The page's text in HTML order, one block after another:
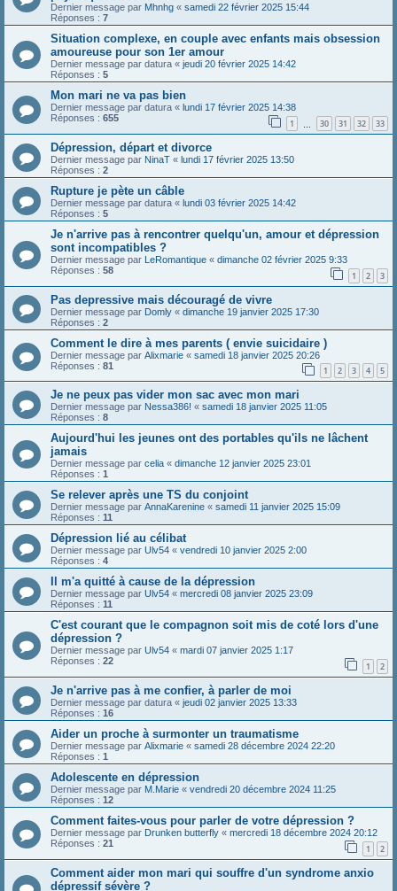
Dernier message par Mhnhg « samedi 22 février 2025 15:44
Réponses : 7
Situation complexe, en couple avec enfants mais obsession
amoureuse pour son 1er amour
Dernier message par datura « jeudi 20 février 2025 14:42
Réponses : 5
Mon mari ne va pas bien
Dernier message par datura « lundi 17 février 2025 14:38
Réponses : 655 1 30 31 32 33
Dépression, départ et divorce
Dernier message par NinaT « lundi 17 février 2025 13:50
Réponses : 2
Rupture je pète un câble
Dernier message par datura « lundi 03 février 2025 14:42
Réponses : 5
Je n'arrive pas à rencontrer quelqu'un, amour et dépression
sont incompatibles ?
Dernier message par LeRomantique « dimanche 02 février 2025 9:33
Réponses : 58 1 2 3
Pas depressive mais découragé de vivre
Dernier message par Domly « dimanche 19 janvier 2025 17:30
Réponses : 2
Comment le dire à mes parents ( envie suicidaire )
Dernier message par Alixmarie « samedi 18 janvier 2025 20:26
Réponses : 81 1 2 3 4 5
Je ne peux pas vider mon sac avec mon mari
Dernier message par Nessa386! « samedi 18 janvier 2025 11:05
Réponses : 8
Aujourd'hui les jeunes ont des portables qu'ils ne lâchent
jamais
Dernier message par celia « dimanche 12 janvier 2025 23:01
Réponses : 1
Se relever après une TS du conjoint
Dernier message par AnnaKarenine « samedi 11 janvier 2025 15:09
Réponses : 11
Dépression lié au célibat
Dernier message par Ulv54 « vendredi 10 janvier 2025 2:00
Réponses : 4
Il m'a quitté à cause de la dépression
Dernier message par Ulv54 « mercredi 08 janvier 2025 23:09
Réponses : 11
C'est courant que le compagnon soit mis de coté lors d'une
dépression ?
Dernier message par Ulv54 « mardi 07 janvier 2025 1:17
Réponses : 22 1 2
Je n'arrive pas à me confier, à parler de moi
Dernier message par datura « jeudi 02 janvier 2025 13:33
Réponses : 16
Aider un proche à surmonter un traumatisme
Dernier message par Alixmarie « samedi 28 décembre 2024 22:20
Réponses : 1
Adolescente en dépression
Dernier message par M.Marie « vendredi 20 décembre 2024 11:25
Réponses : 12
Comment faites-vous pour parler de votre dépression ?
Dernier message par Drunken butterfly « mercredi 18 décembre 2024 20:12
Réponses : 21 1 2
Comment aider mon mari qui souffre d'un syndrome anxio
dépressif sévère ?